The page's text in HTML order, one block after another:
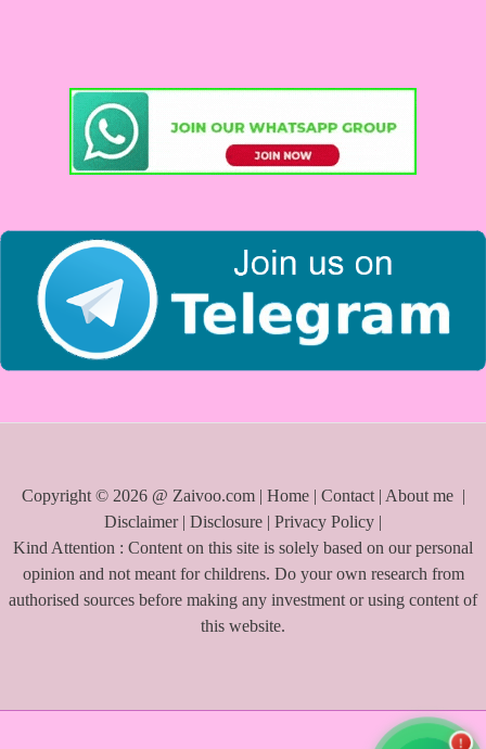
Copyright © 2026 @ Zaivoo.com | Home| Contact| About me |
Disclaimer| Disclosure | Privacy Policy |
Kind Attention : Content on this site is solely based on our personal
opinion and not meant for childrens. Do your own research from
authorised sources before making any investment or using content of
this website.